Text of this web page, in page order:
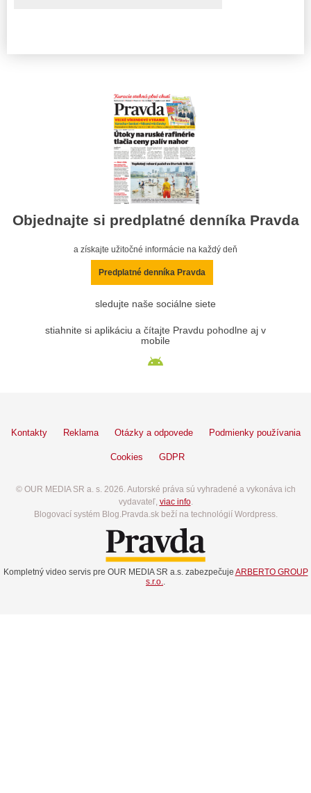
Objednajte si predplatné denníka Pravda
a získajte užitočné informácie na každý deň
Predplatné denníka Pravda
sledujte naše sociálne siete
stiahnite si aplikáciu a čítajte Pravdu pohodlne aj v
mobile
Kontakty Reklama Otázky a odpovede Podmienky používania
Cookies GDPR
© OUR MEDIA SR a. s. 2026. Autorské práva sú vyhradené a vykonáva ich
vydavateľ, viac info.
Blogovací systém Blog.Pravda.sk beží na technológií Wordpress.
Kompletný video servis pre OUR MEDIA SR a.s. zabezpečuje ARBERTO GROUP
s.r.o.